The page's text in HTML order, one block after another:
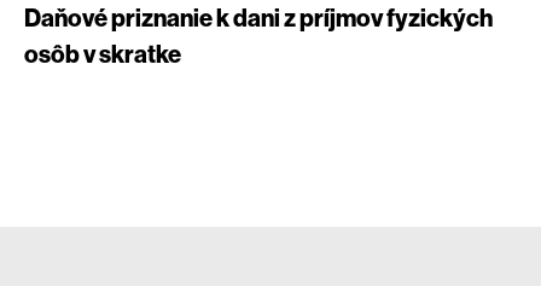
Daňové priznanie k dani z príjmov fyzických
osôb v skratke